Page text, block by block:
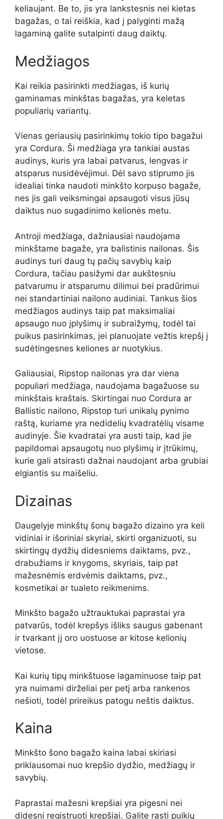
keliaujant. Be to, jis yra lankstesnis nei kietas
bagažas, o tai reiškia, kad į palyginti mažą
lagaminą galite sutalpinti daug daiktų.
Medžiagos
Kai reikia pasirinkti medžiagas, iš kurių
gaminamas minkštas bagažas, yra keletas
populiarių variantų.
Vienas geriausių pasirinkimų tokio tipo bagažui
yra Cordura. Ši medžiaga yra tankiai austas
audinys, kuris yra labai patvarus, lengvas ir
atsparus nusidėvėjimui. Dėl savo stiprumo jis
idealiai tinka naudoti minkšto korpuso bagaže,
nes jis gali veiksmingai apsaugoti visus jūsų
daiktus nuo sugadinimo kelionės metu.
Antroji medžiaga, dažniausiai naudojama
minkštame bagaže, yra balistinis nailonas. Šis
audinys turi daug tų pačių savybių kaip
Cordura, tačiau pasižymi dar aukštesniu
patvarumu ir atsparumu dilimui bei pradūrimui
nei standartiniai nailono audiniai. Tankus šios
medžiagos audinys taip pat maksimaliai
apsaugo nuo įplyšimų ir subraižymų, todėl tai
puikus pasirinkimas, jei planuojate vežtis krepšį į
sudėtingesnes keliones ar nuotykius.
Galiausiai, Ripstop nailonas yra dar viena
populiari medžiaga, naudojama bagažuose su
minkštais kraštais. Skirtingai nuo Cordura ar
Ballistic nailono, Ripstop turi unikalų pynimo
raštą, kuriame yra nedidelių kvadratėlių visame
audinyje. Šie kvadratai yra austi taip, kad jie
papildomai apsaugotų nuo plyšimų ir įtrūkimų,
kurie gali atsirasti dažnai naudojant arba grubiai
elgiantis su maišeliu.
Dizainas
Daugelyje minkštų šonų bagažo dizaino yra keli
vidiniai ir išoriniai skyriai, skirti organizuoti, su
skirtingų dydžių didesniems daiktams, pvz.,
drabužiams ir knygoms, skyriais, taip pat
mažesnėmis erdvėmis daiktams, pvz.,
kosmetikai ar tualeto reikmenims.
Minkšto bagažo užtrauktukai paprastai yra
patvarūs, todėl krepšys išliks saugus gabenant
ir tvarkant jį oro uostuose ar kitose kelionių
vietose.
Kai kurių tipų minkštuose lagaminuose taip pat
yra nuimami dirželiai per petį arba rankenos
nešioti, todėl prireikus patogu neštis daiktus.
Kaina
Minkšto šono bagažo kaina labai skiriasi
priklausomai nuo krepšio dydžio, medžiagų ir
savybių.
Paprastai mažesni krepšiai yra pigesni nei
didesni registruoti krepšiai. Galite rasti puikių